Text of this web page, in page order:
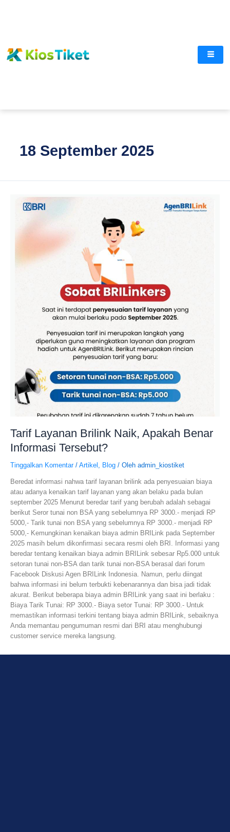
18 September 2025
Tarif Layanan Brilink Naik, Apakah Benar
Informasi Tersebut?
Tinggalkan Komentar / Artikel Blog / Oleh admin_kiostiket
Beredat informasi nahwa tarif layanan brilink ada penyesuaian biaya
atau adanya kenaikan tarif layanan yang akan belaku pada bulan
september 2025 Menurut beredar tarif yang berubah adalah sebagai
berikut Seror tunai non BSA yang sebelumnya RP 3000.- menjadi RP
5000,- Tarik tunai non BSA yang sebelumnya RP 3000.- menjadi RP
5000,- Kemungkinan kenaikan biaya admin BRILink pada September
2025 masih belum dikonfirmasi secara resmi oleh BRI. Informasi yang
beredar tentang kenaikan biaya admin BRILink sebesar Rp5.000 untuk
setoran tunai non-BSA dan tarik tunai non-BSA berasal dari forum
Facebook Diskusi Agen BRILink Indonesia. Namun, perlu diingat
bahwa informasi ini belum terbukti kebenarannya dan bisa jadi tidak
akurat. Berikut beberapa biaya admin BRILink yang saat ini berlaku :
Biaya Tarik Tunai: RP 3000.- Biaya setor Tunai: RP 3000.- Untuk
memastikan informasi terkini tentang biaya admin BRILink, sebaiknya
Anda memantau pengumuman resmi dari BRI atau menghubungi
customer service mereka langsung.